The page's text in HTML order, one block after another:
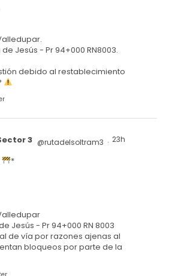
Jesús - Pr 94+000 RN8003.
debido al restablecimiento
3 @rutadelsoltram3 · 23h
*
Jesús - Pr 94+000 RN 8003
de vía por razones ajenas al
bloqueos por parte de la